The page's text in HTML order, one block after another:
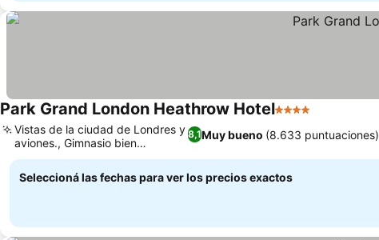
Park Grand London Heathrow Hotel4 Estrellas
8,1Muy bueno (8.633 puntuaciones)
Vistas de la ciudad de Londres y
aviones., Gimnasio bien
equipado
Seleccioná las fechas para ver los precios exactos